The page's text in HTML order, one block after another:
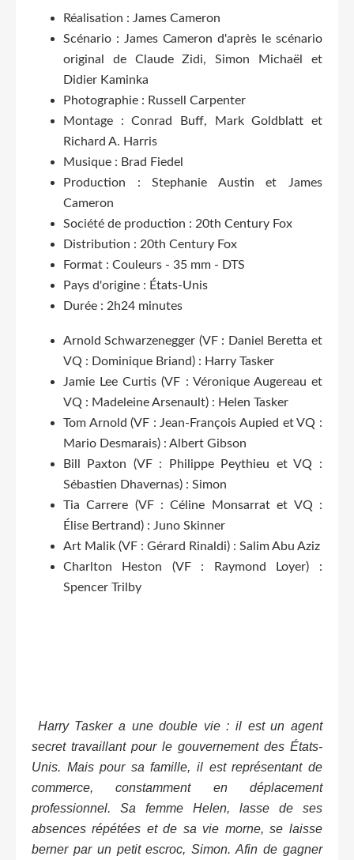
Réalisation : James Cameron
Scénario : James Cameron d'après le scénario
original de Claude Zidi, Simon Michaël et
Didier Kaminka
Photographie : Russell Carpenter
Montage : Conrad Buff, Mark Goldblatt et
Richard A. Harris
Musique : Brad Fiedel
Production : Stephanie Austin et James
Cameron
Société de production : 20th Century Fox
Distribution : 20th Century Fox
Format : Couleurs - 35 mm - DTS
Pays d'origine : États-Unis
Durée : 2h24 minutes
Arnold Schwarzenegger (VF : Daniel Beretta et
VQ : Dominique Briand) : Harry Tasker
Jamie Lee Curtis (VF : Véronique Augereau et
VQ : Madeleine Arsenault) : Helen Tasker
Tom Arnold (VF : Jean-François Aupied et VQ :
Mario Desmarais) : Albert Gibson
Bill Paxton (VF : Philippe Peythieu et VQ :
Sébastien Dhavernas) : Simon
Tia Carrere (VF : Céline Monsarrat et VQ :
Élise Bertrand) : Juno Skinner
Art Malik (VF : Gérard Rinaldi) : Salim Abu Aziz
Charlton Heston (VF : Raymond Loyer) :
Spencer Trilby
Harry Tasker a une double vie : il est un agent
secret travaillant pour le gouvernement des États-
Unis. Mais pour sa famille, il est représentant de
commerce, constamment en déplacement
professionnel. Sa femme Helen, lasse de ses
absences répétées et de sa vie morne, se laisse
berner par un petit escroc, Simon. Afin de gagner